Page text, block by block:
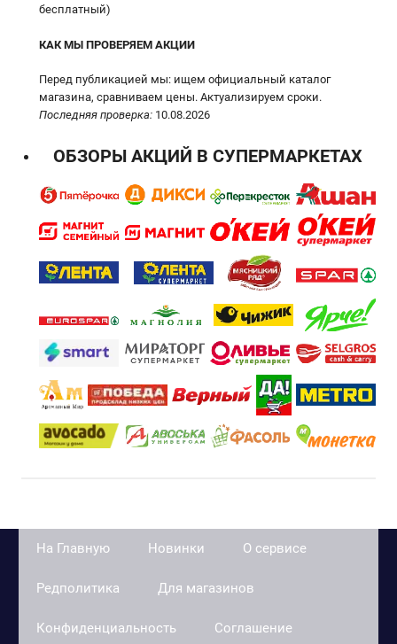
бесплатный)
КАК МЫ ПРОВЕРЯЕМ АКЦИИ
Перед публикацией мы: ищем официальный каталог
магазина, сравниваем цены. Актуализируем сроки.
Последняя проверка: 10.08.2026
ОБЗОРЫ АКЦИЙ В СУПЕРМАРКЕТАХ
На Главную Новинки О сервисе
Редполитика Для магазинов
Конфиденциальность Соглашение